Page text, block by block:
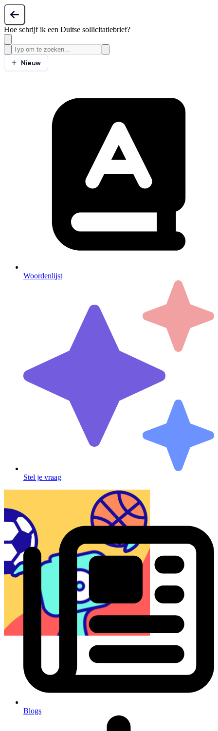
Hoe schrijf ik een Duitse sollicitatiebrief?
Nieuw
Woordenlijst
Stel je vraag
Blogs